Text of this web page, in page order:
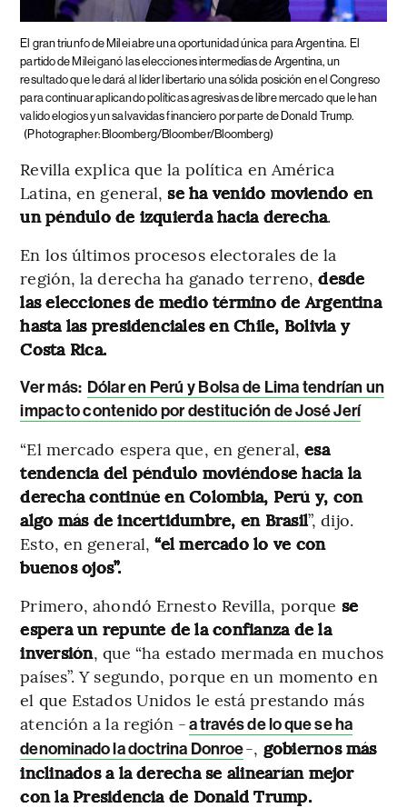
El gran triunfo de Milei abre una oportunidad única para Argentina. El
partido de Milei ganó las elecciones intermedias de Argentina, un
resultado que le dará al líder libertario una sólida posición en el Congreso
para continuar aplicando políticas agresivas de libre mercado que le han
valido elogios y un salvavidas financiero por parte de Donald Trump.
(Photographer: Bloomberg/Bloomber/Bloomberg)
Revilla explica que la política en América
Latina, en general,se ha venido moviendo en
un péndulo de izquierda hacia derecha.
En los últimos procesos electorales de la
región, la derecha ha ganado terreno, desde
las elecciones de medio término de Argentina
hasta las presidenciales en Chile, Bolivia y
Costa Rica.
Ver más: Dólar en Perú y Bolsa de Lima tendrían un
impacto contenido por destitución de José Jerí
“El mercado espera que, en general, esa
tendencia del péndulo moviéndose hacia la
derecha continúe en Colombia, Perú y, con
algo más de incertidumbre, en Brasil”, dijo.
Esto, en general, “el mercado lo ve con
buenos ojos”.
Primero, ahondó Ernesto Revilla, porque se
espera un repunte de la confianza de la
inversión, que “ha estado mermada en muchos
países”. Y segundo, porque en un momento en
el que Estados Unidos le está prestando más
atención a la región -a través de lo que se ha
denominado la doctrina Donroe-, gobiernos más
inclinados a la derecha se alinearían mejor
con la Presidencia de Donald Trump.